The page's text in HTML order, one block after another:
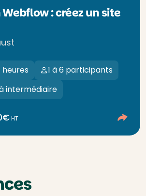
: créez un site
heures
1 à 6 participants
intermédiaire
HT